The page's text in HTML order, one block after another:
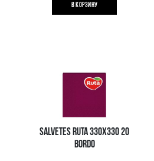
B КОРЗИНУ
SALVETES RUTA 330X330 20
BORDO